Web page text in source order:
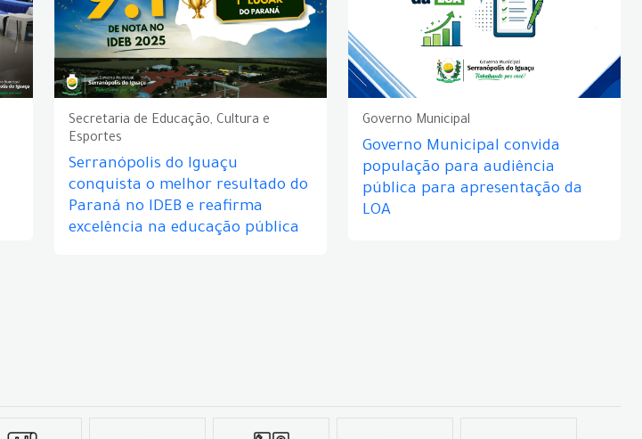
Secretaria de Educação, Cultura e
Esportes
Serranópolis do Iguaçu
conquista o melhor resultado do
Paraná no IDEB e reafirma
excelência na educação pública
Governo Municipal
Governo Municipal convida
população para audiência
pública para apresentação da
LOA